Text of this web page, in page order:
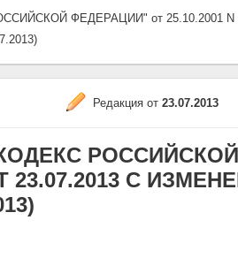
ФЕДЕРАЦИИ" от 25.10.2001 N
Редакция от 23.07.2013
РОССИЙСКОЙ
23.07.2013 С